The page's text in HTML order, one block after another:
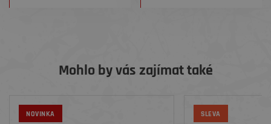
Mohlo by vás zajímat také
NOVINKA SLEVA